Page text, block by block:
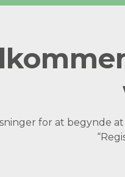
for at begynde